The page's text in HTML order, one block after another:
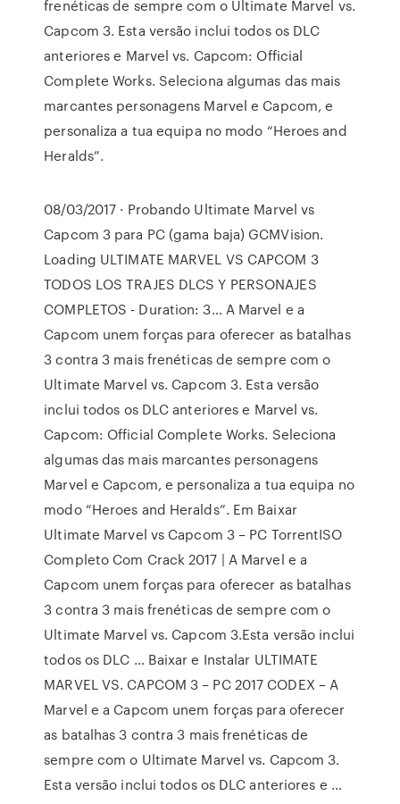
frenéticas de sempre com o Ultimate Marvel vs.
Capcom 3. Esta versão inclui todos os DLC
anteriores e Marvel vs. Capcom: Official
Complete Works. Seleciona algumas das mais
marcantes personagens Marvel e Capcom, e
personaliza a tua equipa no modo “Heroes and
Heralds”.
08/03/2017 · Probando Ultimate Marvel vs
Capcom 3 para PC (gama baja) GCMVision.
Loading ULTIMATE MARVEL VS CAPCOM 3
TODOS LOS TRAJES DLCS Y PERSONAJES
COMPLETOS - Duration: 3… A Marvel e a
Capcom unem forças para oferecer as batalhas
3 contra 3 mais frenéticas de sempre com o
Ultimate Marvel vs. Capcom 3. Esta versão
inclui todos os DLC anteriores e Marvel vs.
Capcom: Official Complete Works. Seleciona
algumas das mais marcantes personagens
Marvel e Capcom, e personaliza a tua equipa no
modo “Heroes and Heralds”. Em Baixar
Ultimate Marvel vs Capcom 3 – PC TorrentISO
Completo Com Crack 2017 | A Marvel e a
Capcom unem forças para oferecer as batalhas
3 contra 3 mais frenéticas de sempre com o
Ultimate Marvel vs. Capcom 3.Esta versão inclui
todos os DLC … Baixar e Instalar ULTIMATE
MARVEL VS. CAPCOM 3 – PC 2017 CODEX – A
Marvel e a Capcom unem forças para oferecer
as batalhas 3 contra 3 mais frenéticas de
sempre com o Ultimate Marvel vs. Capcom 3.
Esta versão inclui todos os DLC anteriores e …